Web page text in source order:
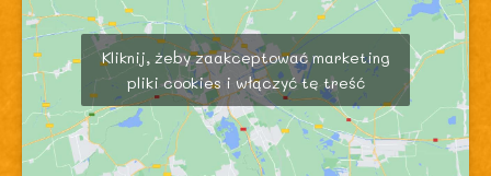
Kliknij, żeby zaakceptować marketing
pliki cookies i włączyć tę treść